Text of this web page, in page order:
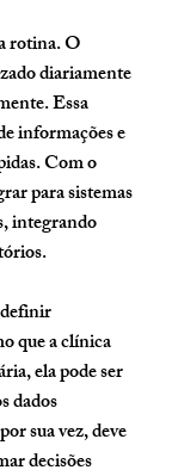
rotina. O
diariamente
Essa
informações e
Com o
para sistemas
integrando
que a clínica
ela pode ser
dados
sua vez, deve